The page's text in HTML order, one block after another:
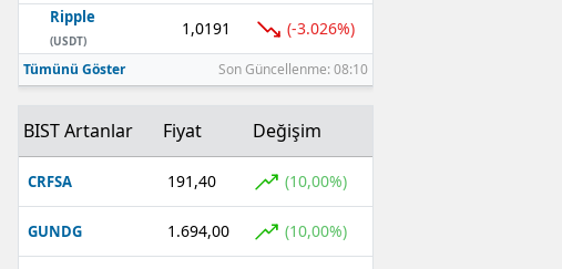
Ripple
(USDT)
1,0191 (-3.026%)
Tümünü Göster Son Güncellenme: 08:10
BIST Artanlar Fiyat Değişim
CRFSA 191,40 (10,00%)
GUNDG 1.694,00 (10,00%)